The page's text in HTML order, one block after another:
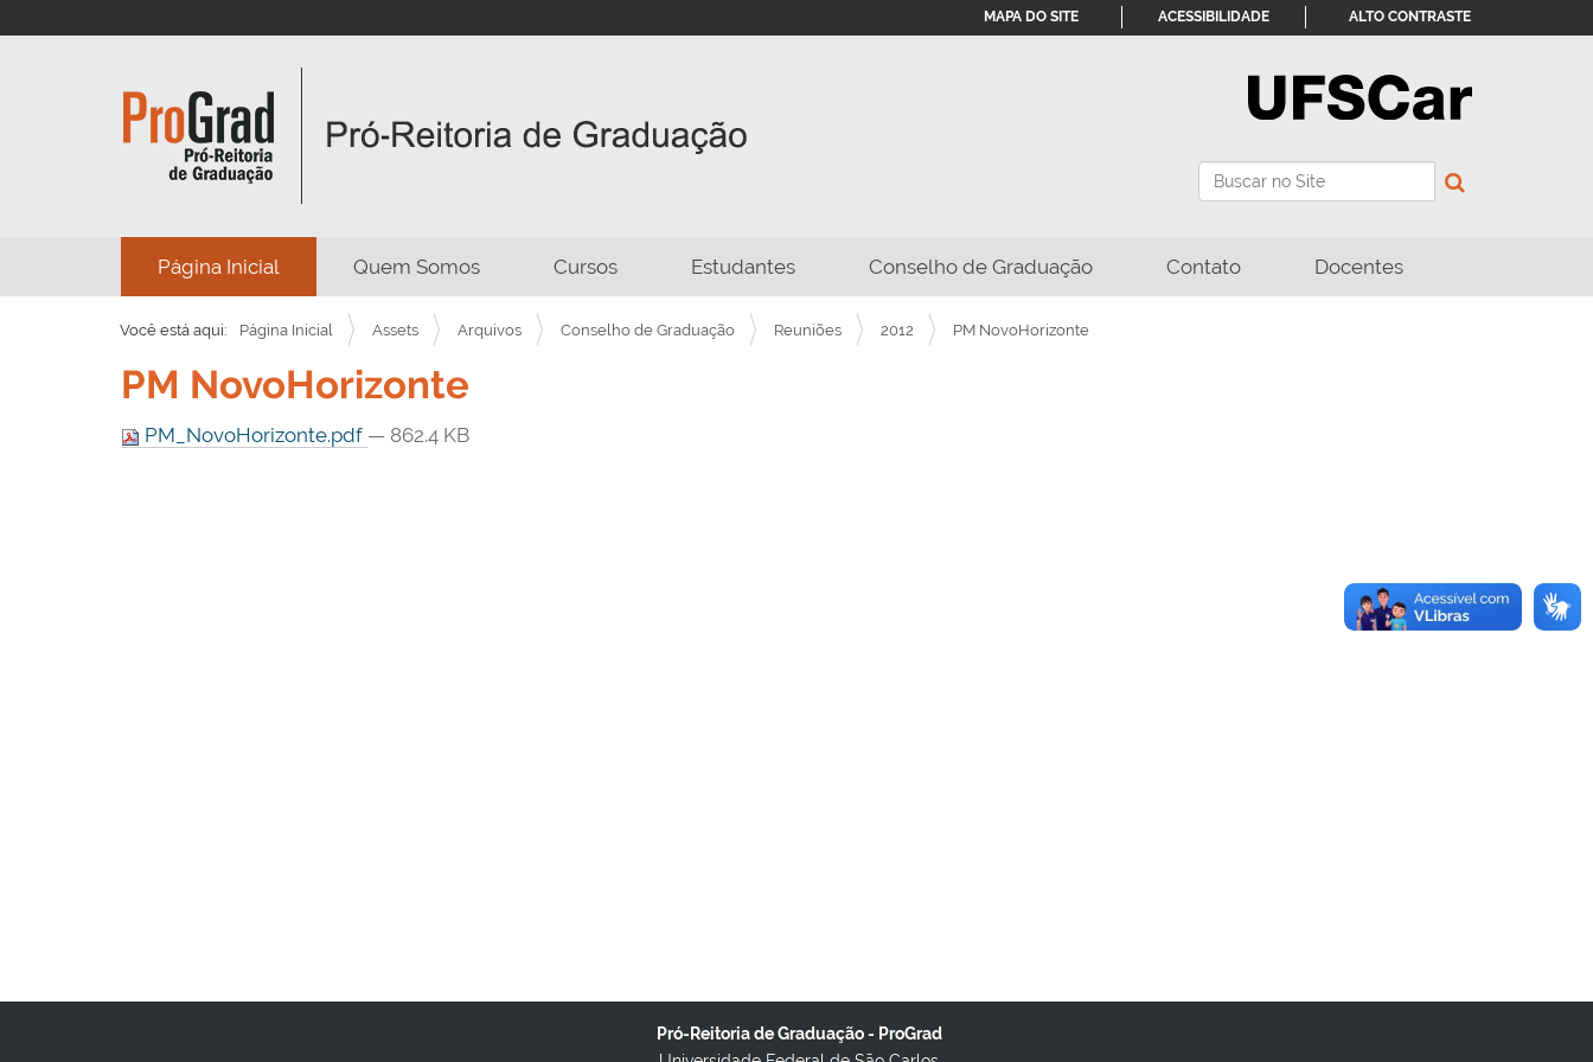
Busca
MAPA DO SITE ACESSIBILIDADE ALTO CONTRASTE
Página Inicial Quem Somos Cursos Estudantes Conselho de Graduação Contato Docentes
Você está aqui: Página Inicial Assets Arquivos Conselho de Graduação Reuniões 2012 PM NovoHorizonte
PM NovoHorizonte
PM_NovoHorizonte.pdf — 862.4 KB
Pró-Reitoria de Graduação - ProGrad